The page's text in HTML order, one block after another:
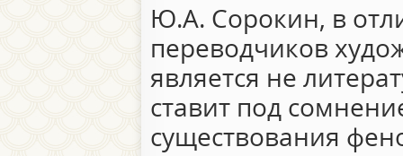
Ю.А. Сорокин, в
переводчиков
является не
ставит под
существования